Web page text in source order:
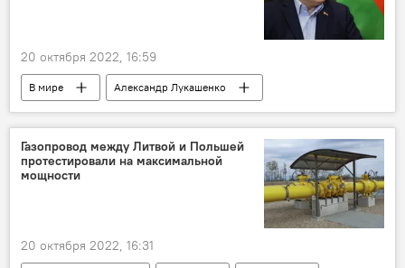
20 октября 2022, 16:59
В мире
Александр Лукашенко
Белоруссия
энергетика
цены
жители
Газопровод между Литвой и Польшей
протестировали на максимальной
мощности
20 октября 2022, 16:31